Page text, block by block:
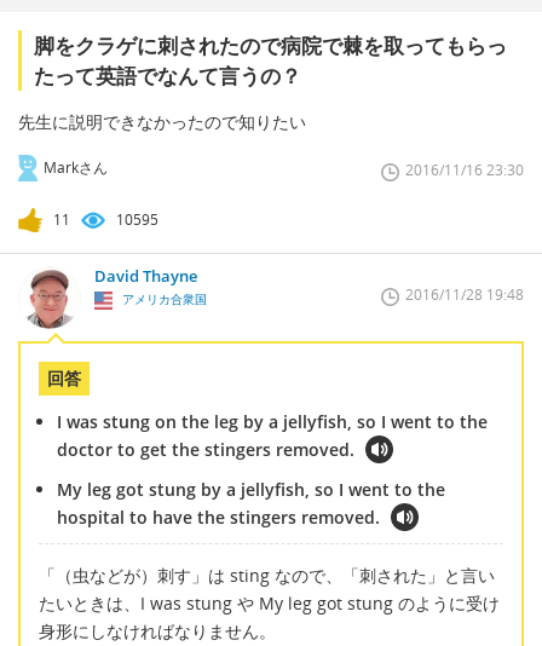
脚をクラゲに刺されたので病院で棘を取ってもらっ
たって英語でなんて言うの？
先生に説明できなかったので知りたい
Markさん 2016/11/16 23:30
11 10595
David Thayne
アメリカ合衆国 2016/11/28 19:48
回答
I was stung on the leg by a jellyfish, so I went to the
doctor to get the stingers removed.
My leg got stung by a jellyfish, so I went to the
hospital to have the stingers removed.
「（虫などが）刺す」は sting なので、「刺された」と言い
たいときは、I was stung や My leg got stung のように受け
身形にしなければなりません。